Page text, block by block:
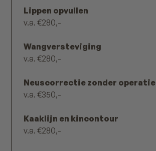
Lippen opvullen
v.a. €280,-
Wangversteviging
v.a. €280,-
Neuscorrectie zonder operatie
v.a. €350,-
Kaaklijn en kincontour
v.a. €280,-